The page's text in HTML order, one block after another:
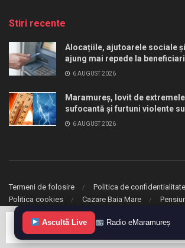
Stiri recente
Alocațiile, ajutoarele sociale
ajung mai repede la
6 AUGUST 2026
Maramureș, lovit de
sufocantă și furtuni violente
6 AUGUST 2026
Termeni de folosire
Politica de confidentialitate
Politica cookies
Cazare Baia Mare
© 2020 eMaramures. Toate drepturile rezervate.
Ascultă Live Radio eMaramureș